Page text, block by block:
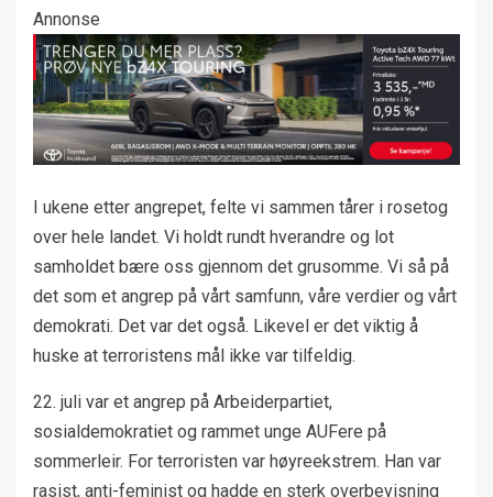
Annonse
I ukene etter angrepet, felte vi sammen tårer i rosetog
over hele landet. Vi holdt rundt hverandre og lot
samholdet bære oss gjennom det grusomme. Vi så på
det som et angrep på vårt samfunn, våre verdier og vårt
demokrati. Det var det også. Likevel er det viktig å
huske at terroristens mål ikke var tilfeldig.
22. juli var et angrep på Arbeiderpartiet,
sosialdemokratiet og rammet unge AUFere på
sommerleir. For terroristen var høyreekstrem. Han var
rasist, anti-feminist og hadde en sterk overbevisning